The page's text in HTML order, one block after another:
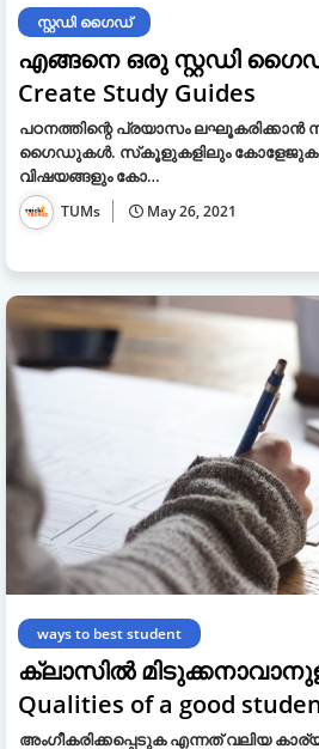
സ്റ്റഡി ഗൈഡ്
എങ്ങനെ ഒരു സ്റ്റഡി
Create Study Guides
പഠനത്തിന്റെ പ്രയാസം ലഘൂകരിക്കാന്‍
ഗൈഡുകള്‍. സ്‌കൂളുകളിലും
വിഷയങ്ങളും കോ…
TUMs May 26, 2021
ways to best student
ക്ലാസില്‍
Qualities of a good
അംഗീകരിക്കപ്പെടുക എന്നത് വലിയ